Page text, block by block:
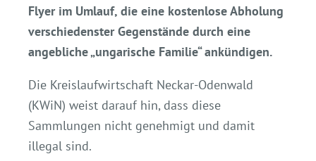
Flyer im Umlauf, die eine kostenlose Abholung
verschiedenster Gegenstände durch eine
angebliche „ungarische Familie“ ankündigen.
Die Kreislaufwirtschaft Neckar-Odenwald
(KWiN) weist darauf hin, dass diese
Sammlungen nicht genehmigt und damit
illegal sind.